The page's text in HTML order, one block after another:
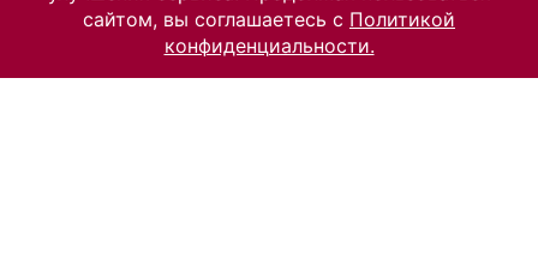
сайтом, вы соглашаетесь с Политикой
конфиденциальности.